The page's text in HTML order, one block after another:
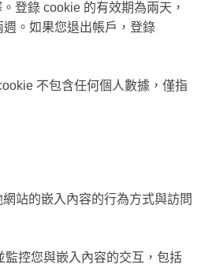
登錄 cookie 的有效期為兩天，
週。如果您退出帳戶，登錄
不包含任何個人數據，僅指
站的嵌入內容的行為方式與訪問
控您與嵌入內容的交互，包括